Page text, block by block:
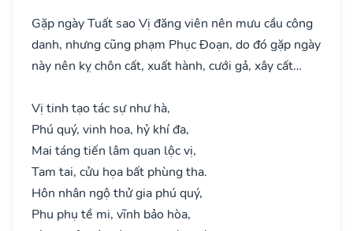
Gặp ngày Tuất sao Vị đăng viên nên mưu cầu công
danh, nhưng cũng phạm Phục Đoạn, do đó gặp ngày
này nên kỵ chôn cất, xuất hành, cưới gả, xây cất…
Vị tinh tạo tác sự như hà,
Phú quý, vinh hoa, hỷ khí đa,
Mai táng tiến lâm quan lộc vị,
Tam tai, cửu họa bất phùng tha.
Hôn nhân ngộ thử gia phú quý,
Phu phụ tề mi, vĩnh bảo hòa,